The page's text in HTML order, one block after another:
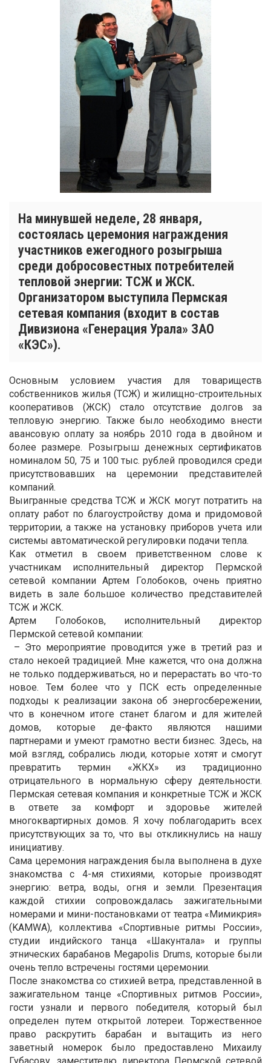
На минувшей неделе, 28 января,
состоялась церемония награждения
участников ежегодного розыгрыша
среди добросовестных потребителей
тепловой энергии: ТСЖ и ЖСК.
Организатором выступила Пермская
сетевая компания (входит в состав
Дивизиона «Генерация Урала» ЗАО
«КЭС»).
Основным условием участия для товариществ
собственников жилья (ТСЖ) и жилищно-строительных
кооперативов (ЖСК) стало отсутствие долгов за
тепловую энергию. Также было необходимо внести
авансовую оплату за ноябрь 2010 года в двойном и
более размере. Розыгрыш денежных сертификатов
номиналом 50, 75 и 100 тыс. рублей проводился среди
присутствовавших на церемонии представителей
компаний.
Выигранные средства ТСЖ и ЖСК могут потратить на
оплату работ по благоустройству дома и придомовой
территории, а также на установку приборов учета или
системы автоматической регулировки подачи тепла.
Как отметил в своем приветственном слове к
участникам исполнительный директор Пермской
сетевой компании Артем Голобоков, очень приятно
видеть в зале большое количество представителей
ТСЖ и ЖСК.
Артем Голобоков, исполнительный директор
Пермской сетевой компании:
– Это мероприятие проводится уже в третий раз и
стало некоей традицией. Мне кажется, что она должна
не только поддерживаться, но и перерастать во что-то
новое. Тем более что у ПСК есть определенные
подходы к реализации закона об энергосбережении,
что в конечном итоге станет благом и для жителей
домов, которые де-факто являются нашими
партнерами и умеют грамотно вести бизнес. Здесь, на
мой взгляд, собрались люди, которые хотят и смогут
превратить термин «ЖКХ» из традиционно
отрицательного в нормальную сферу деятельности.
Пермская сетевая компания и конкретные ТСЖ и ЖСК
в ответе за комфорт и здоровье жителей
многоквартирных домов. Я хочу поблагодарить всех
присутствующих за то, что вы откликнулись на нашу
инициативу.
Сама церемония награждения была выполнена в духе
знакомства с 4-мя стихиями, которые производят
энергию: ветра, воды, огня и земли. Презентация
каждой стихии сопровождалась зажигательными
номерами и мини-постановками от театра «Мимикрия»
(KAMWA), коллектива «Спортивные ритмы России»,
студии индийского танца «Шакунтала» и группы
этнических барабанов Megapolis Drums, которые были
очень тепло встречены гостями церемонии.
После знакомства со стихией ветра, представленной в
зажигательном танце «Спортивных ритмов России»,
гости узнали и первого победителя, который был
определен путем открытой лотереи. Торжественное
право раскрутить барабан и вытащить из него
заветный номерок было предоставлено Михаилу
Губасову, заместителю директора Пермской сетевой